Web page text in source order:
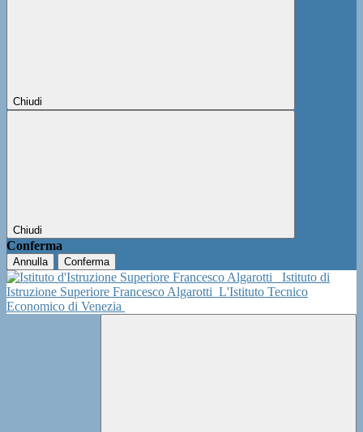
Chiudi
Chiudi
Conferma
Annulla Conferma
Istituto di
Istruzione Superiore Francesco Algarotti L'Istituto Tecnico
Economico di Venezia